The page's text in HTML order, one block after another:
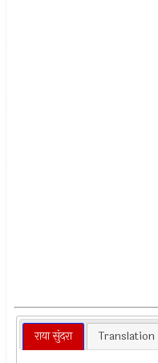
राया सुंदरा Translation